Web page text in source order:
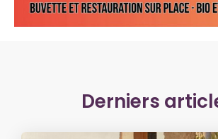
Derniers